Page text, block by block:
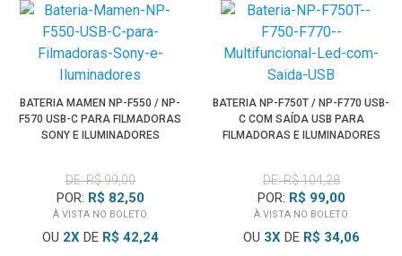
BATERIA MAMEN NP-F550 / NP-
F570 USB-C PARA FILMADORAS
SONY E ILUMINADORES
DE: R$ 99,00
POR: R$ 82,50
À VISTA NO BOLETO
OU 2XDE R$ 42,24
BATERIA NP-F750T / NP-F770 USB-
C COM SAÍDA USB PARA
FILMADORAS E ILUMINADORES
DE: R$ 104,28
POR: R$ 99,00
À VISTA NO BOLETO
OU 3XDE R$ 34,06